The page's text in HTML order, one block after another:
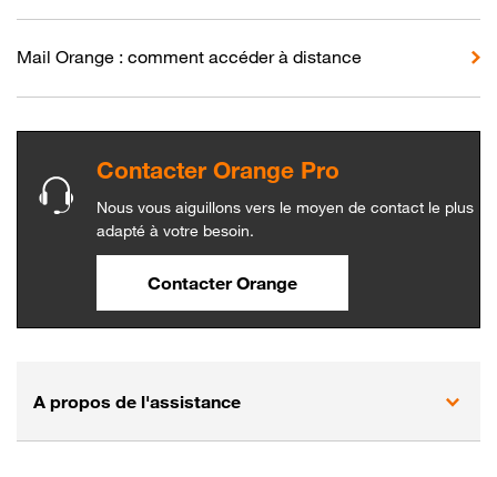
Mail Orange : comment accéder à distance
Contacter Orange Pro
Nous vous aiguillons vers le moyen de contact le plus
adapté à votre besoin.
Contacter Orange
A propos de l'assistance